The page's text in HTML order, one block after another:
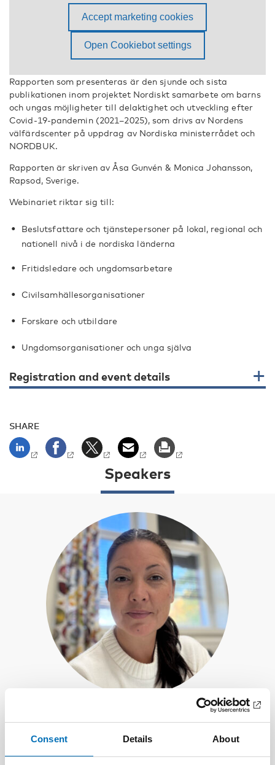
Consent Details About
Rapporten som presenteras är den sjunde och sista
publikationen inom projektet Nordiskt samarbete om barns
och ungas möjligheter till delaktighet och utveckling efter
Covid-19-pandemin (2021–2025), som drivs av Nordens
välfärdscenter på uppdrag av Nordiska ministerrådet och
NORDBUK.
Rapporten är skriven av Åsa Gunvén & Monica Johansson,
Rapsod, Sverige.
Webinariet riktar sig till:
Beslutsfattare och tjänstepersoner på lokal, regional och
nationell nivå i de nordiska länderna
Fritidsledare och ungdomsarbetare
Civilsamhällesorganisationer
Forskare och utbildare
Ungdomsorganisationer och unga själva
Registration and event details
SHARE
Speakers